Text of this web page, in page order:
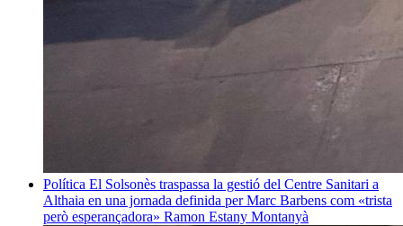
Política El Solsonès traspassa la gestió del Centre Sanitari a
Althaia en una jornada definida per Marc Barbens com «trista
però esperançadora» Ramon Estany Montanyà